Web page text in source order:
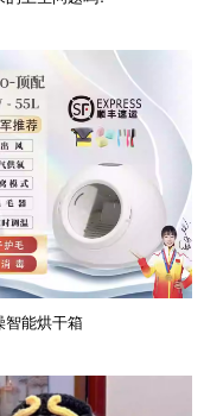
智能烘干箱